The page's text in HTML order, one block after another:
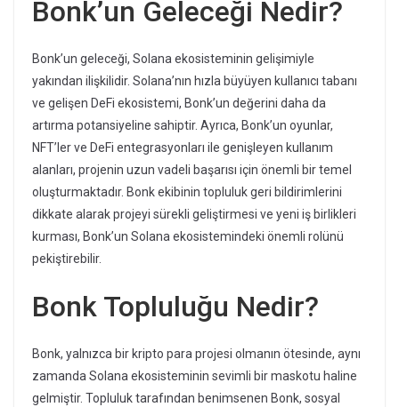
Bonk’un Geleceği Nedir?
Bonk’un geleceği, Solana ekosisteminin gelişimiyle
yakından ilişkilidir. Solana’nın hızla büyüyen kullanıcı tabanı
ve gelişen DeFi ekosistemi, Bonk’un değerini daha da
artırma potansiyeline sahiptir. Ayrıca, Bonk’un oyunlar,
NFT’ler ve DeFi entegrasyonları ile genişleyen kullanım
alanları, projenin uzun vadeli başarısı için önemli bir temel
oluşturmaktadır. Bonk ekibinin topluluk geri bildirimlerini
dikkate alarak projeyi sürekli geliştirmesi ve yeni iş birlikleri
kurması, Bonk’un Solana ekosistemindeki önemli rolünü
pekiştirebilir.
Bonk Topluluğu Nedir?
Bonk, yalnızca bir kripto para projesi olmanın ötesinde, aynı
zamanda Solana ekosisteminin sevimli bir maskotu haline
gelmiştir. Topluluk tarafından benimsenen Bonk, sosyal